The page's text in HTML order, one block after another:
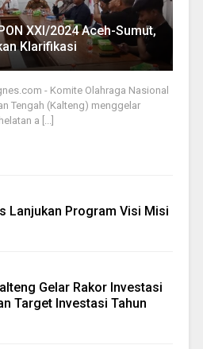
XXI/2024 Aceh-Sumut,
Klarifikasi
- Komite Olahraga Nasional
Tengah (Kalteng) menggelar
a [...]
Lanjukan Program Visi Misi
Gelar Rakor Investasi
Target Investasi Tahun